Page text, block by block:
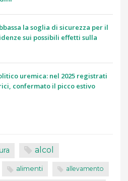
la soglia di sicurezza per il
sui possibili effetti sulla
uremica: nel 2025 registrati
confermato il picco estivo
alcol
alimenti allevamento